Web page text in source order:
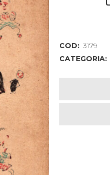
quantity
COD: 3179
CATEGORIA: